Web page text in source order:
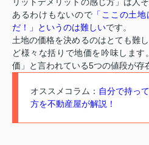
あるわけもないので 「ここの土
だ！」というのは難しいです。
土地の価格を決めるのはとても難
ど様々な括りで地価を吟味しま
価」と言われている5つの値段が存
オススメコラム： 自分で持っ
方を不動産屋が解説！